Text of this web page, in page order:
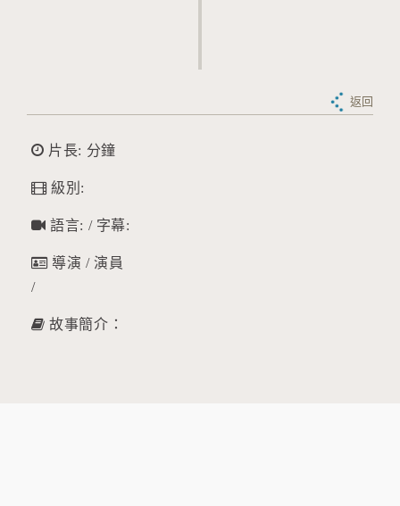
返回
片長: 分鐘
級別:
語言: / 字幕:
導演 / 演員
/
故事簡介：